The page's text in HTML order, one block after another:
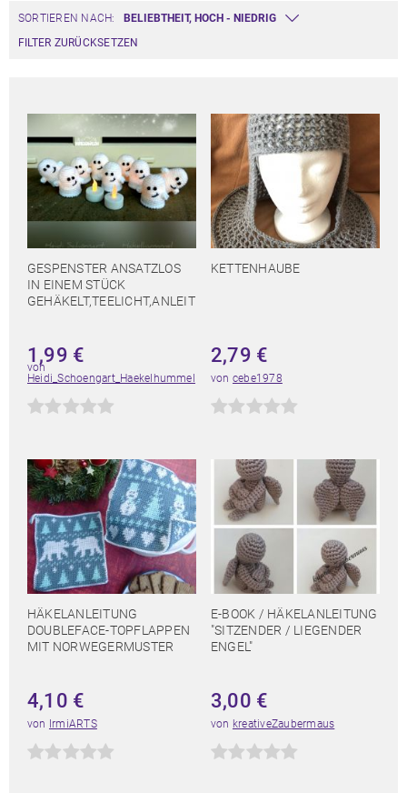
SORTIEREN NACH:
FILTER ZURÜCKSETZEN
GESPENSTER ANSATZLOS
IN EINEM STÜCK
GEHÄKELT,TEELICHT,ANLEIT
1,99 €
von
Heidi_Schoengart_Haekelhummel
KETTENHAUBE
2,79 €
von cebe1978
HÄKELANLEITUNG
DOUBLEFACE-TOPFLAPPEN
MIT NORWEGERMUSTER
4,10 €
von IrmiARTS
E-BOOK / HÄKELANLEITUNG
"SITZENDER / LIEGENDER
ENGEL"
3,00 €
von kreativeZaubermaus